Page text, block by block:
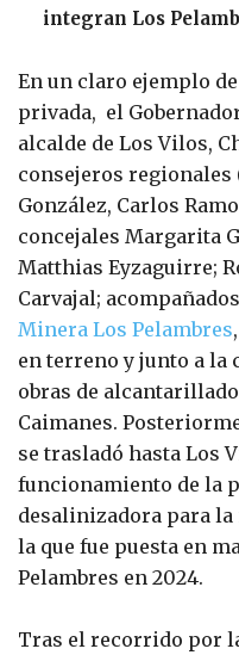
integran Los
En un claro ejemplo
privada, el
alcalde de Los Vilos,
consejeros regionales
González, Carlos
concejales Margarita
Matthias Eyzaguirre;
Carvajal;
Minera Los Pelambres
en terreno y junto a la
obras de
Caimanes.
se trasladó hasta Los
funcionamiento de la
desalinizadora para
la que fue puesta en
Pelambres en 2024.
Tras el recorrido por